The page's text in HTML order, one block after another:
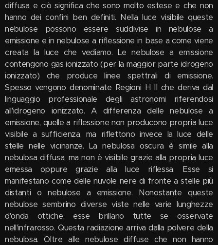
diffusa e ciò significa che sono molto estese e che non
hanno dei confini ben definiti. Nella luce visibile queste
nebulose possono essere suddivise in nebulose a
emissione e in nebulose a riflessione in base a come viene
creata la luce che vediamo. Le nebulose a emissione
contengono gas ionizzato (per la maggior parte idrogeno
ionizzato) che produce linee spettrali di emissione.
Spesso vengono denominate Regioni H II che deriva dal
linguaggio professionale degli astronomi riferendosi
all'idrogeno ionizzato. A differenza delle nebulose a
emissione, quelle a riflessione non producono propria luce
visibile a sufficienza, ma riflettono invece la luce delle
stelle nelle vicinanze. La nebulosa oscura è simile alla
nebulosa diffusa, ma non è visibile grazie alla propria luce
emessa oppure grazie alla luce riflessa. Esse si
manifestano come delle nuvole nere di fronte a stelle più
distanti o nebulose a emissione. Nonostante queste
nebulose sembrino diverse viste nelle varie lunghezze
d'onda ottiche, esse brillano tutte se osservate
nell'infrarosso. Questa radiazione arriva dalla polvere della
nebulosa. Oltre alle nebulose diffuse che non hanno